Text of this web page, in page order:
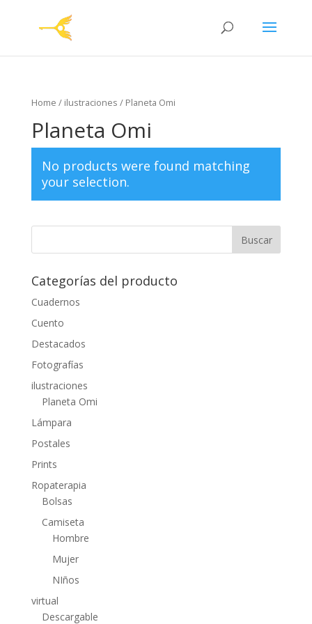
Home / ilustraciones / Planeta Omi
Planeta Omi
No products were found matching
your selection.
Categorías del producto
Cuadernos
Cuento
Destacados
Fotografías
ilustraciones
Planeta Omi
Lámpara
Postales
Prints
Ropaterapia
Bolsas
Camiseta
Hombre
Mujer
NIños
virtual
Descargable